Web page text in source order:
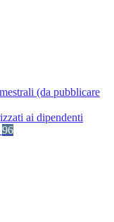
(da pubblicare
ai dipendenti
96